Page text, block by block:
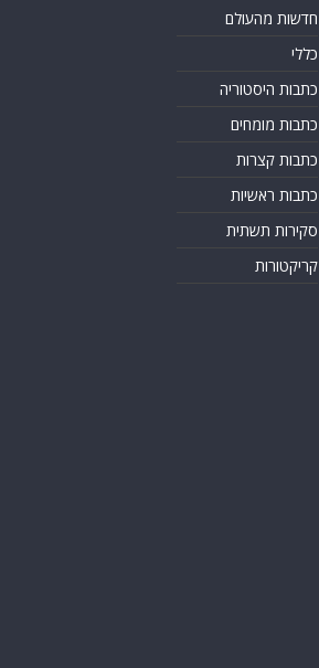
חדשות מהעולם
כללי
כתבות היסטוריה
כתבות מומחים
כתבות קצרות
כתבות ראשיות
סקירות תשתית
קריקטורות